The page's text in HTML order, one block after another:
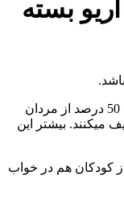
بسته
خروپف در میان مردم یک مشکل شایع است. 50 درصد از مردان
می­کنند. بیشتر این
۶۰ سال هستند و حدود ۱۰ تا ۱۲ % از کودکان هم در خواب